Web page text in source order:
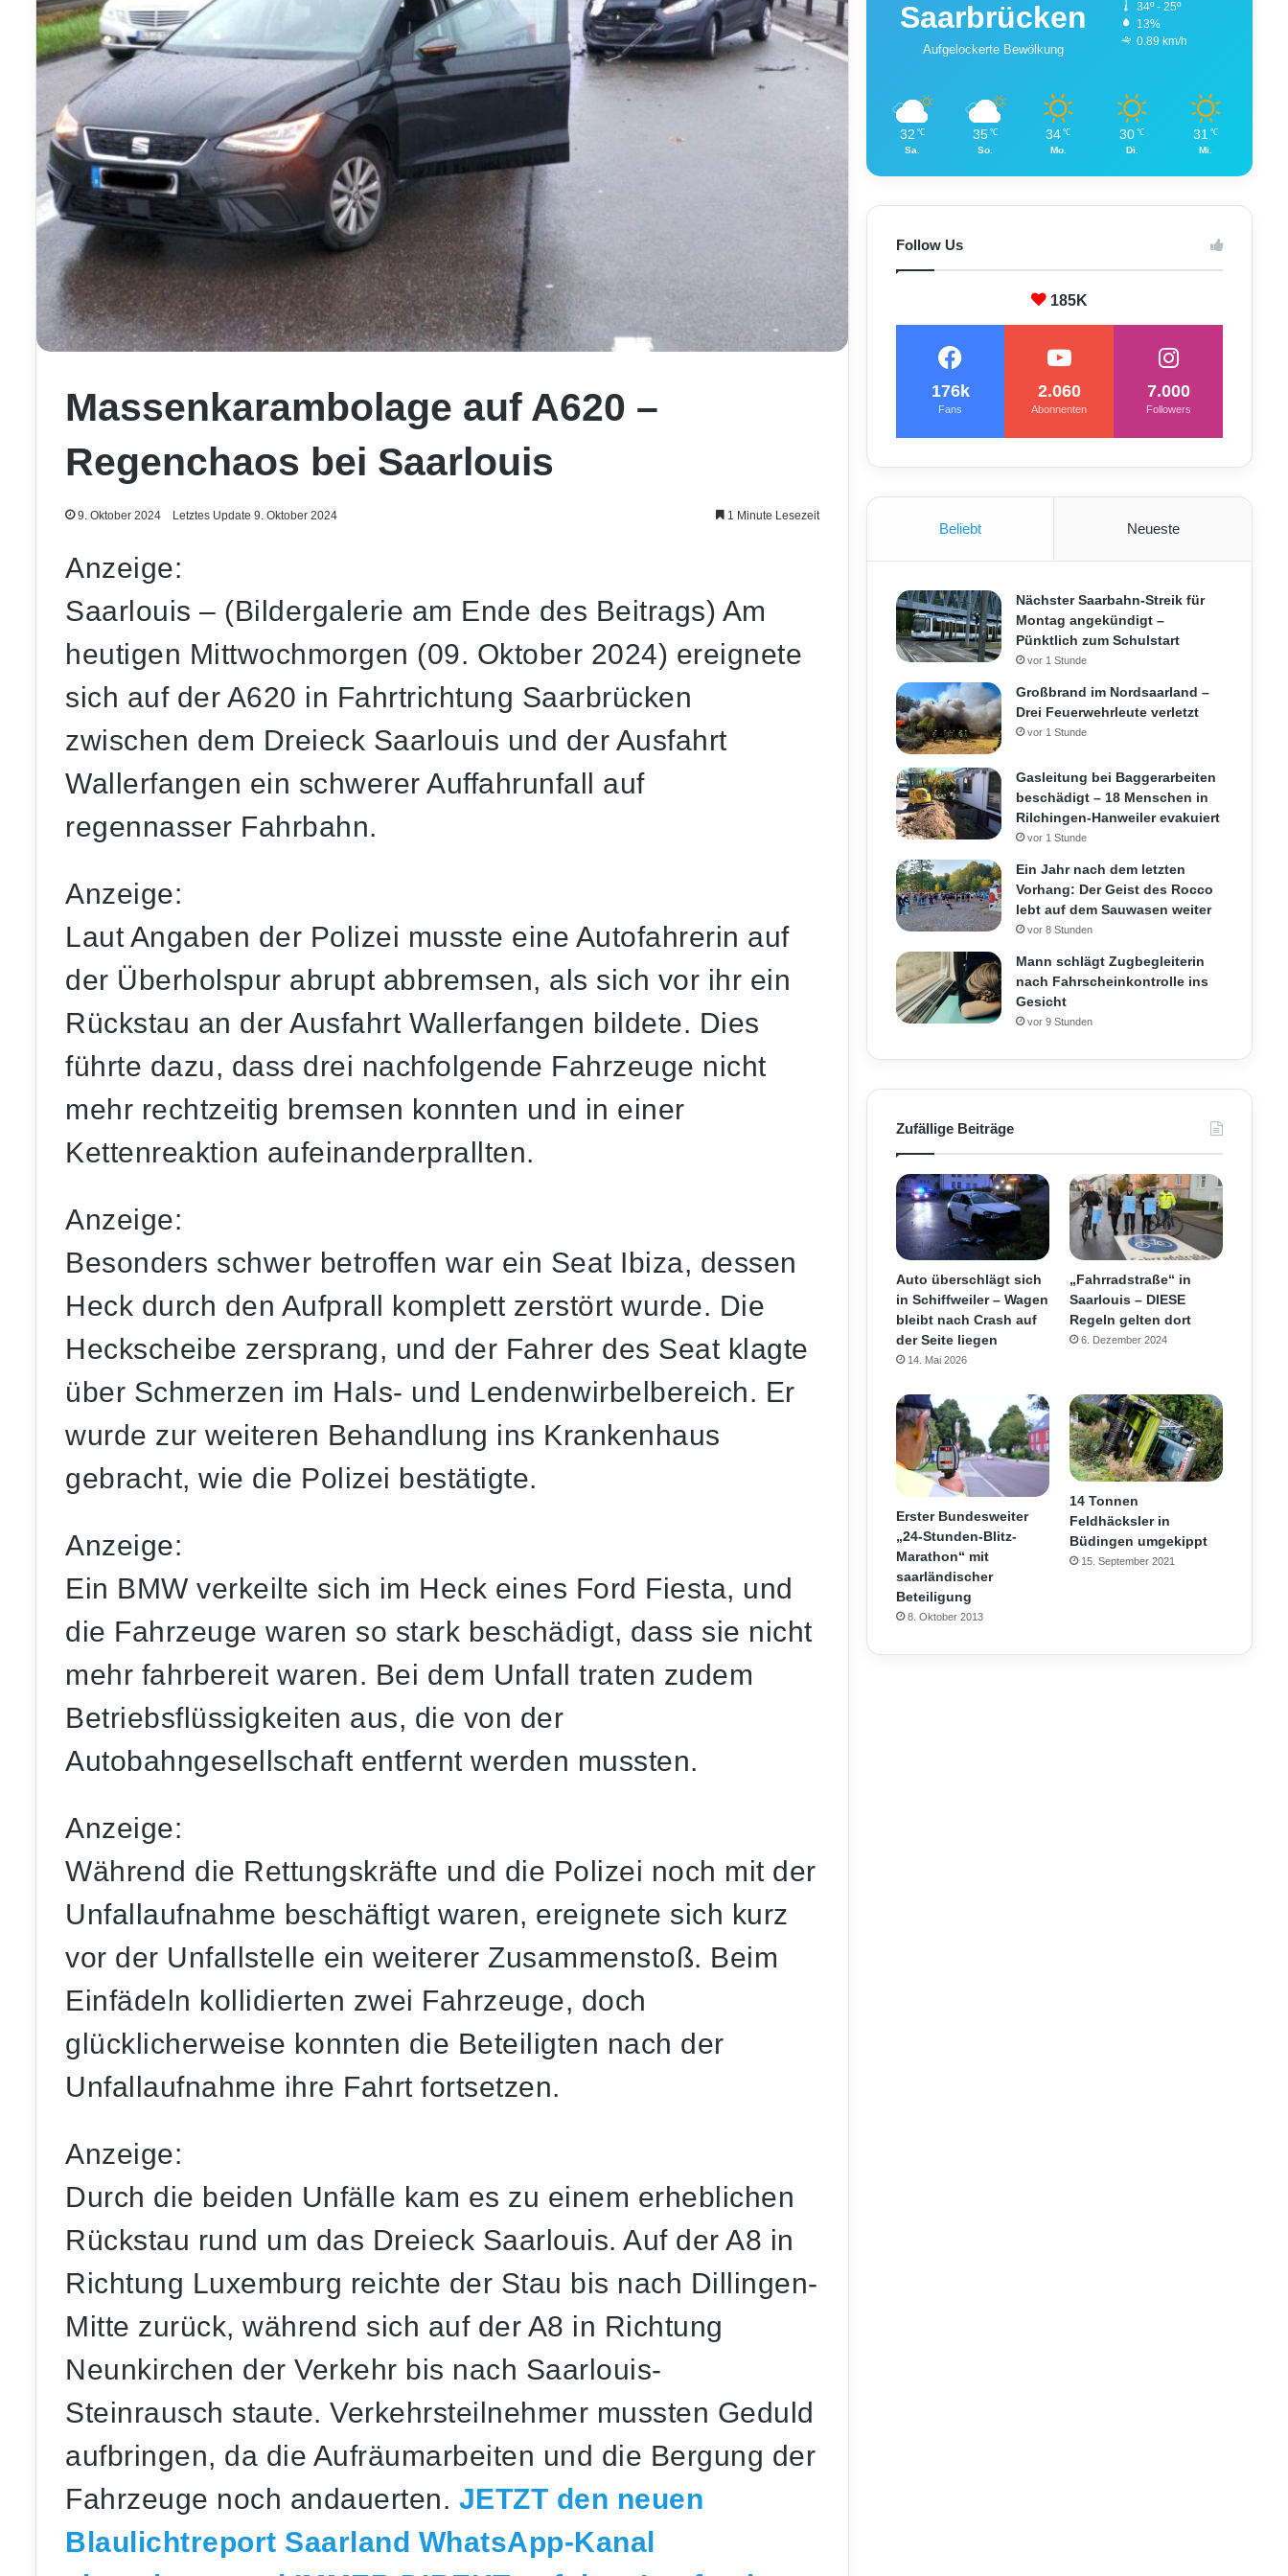
Massenkarambolage auf A620 –
Regenchaos bei Saarlouis
9. Oktober 2024 Letztes Update 9. Oktober 2024 1 Minute Lesezeit
Anzeige:
Saarlouis – (Bildergalerie am Ende des Beitrags) Am
heutigen Mittwochmorgen (09. Oktober 2024) ereignete
sich auf der A620 in Fahrtrichtung Saarbrücken
zwischen dem Dreieck Saarlouis und der Ausfahrt
Wallerfangen ein schwerer Auffahrunfall auf
regennasser Fahrbahn.
Anzeige:
Laut Angaben der Polizei musste eine Autofahrerin auf
der Überholspur abrupt abbremsen, als sich vor ihr ein
Rückstau an der Ausfahrt Wallerfangen bildete. Dies
führte dazu, dass drei nachfolgende Fahrzeuge nicht
mehr rechtzeitig bremsen konnten und in einer
Kettenreaktion aufeinanderprallten.
Anzeige:
Besonders schwer betroffen war ein Seat Ibiza, dessen
Heck durch den Aufprall komplett zerstört wurde. Die
Heckscheibe zersprang, und der Fahrer des Seat klagte
über Schmerzen im Hals- und Lendenwirbelbereich. Er
wurde zur weiteren Behandlung ins Krankenhaus
gebracht, wie die Polizei bestätigte.
Anzeige:
Ein BMW verkeilte sich im Heck eines Ford Fiesta, und
die Fahrzeuge waren so stark beschädigt, dass sie nicht
mehr fahrbereit waren. Bei dem Unfall traten zudem
Betriebsflüssigkeiten aus, die von der
Autobahngesellschaft entfernt werden mussten.
Anzeige:
Während die Rettungskräfte und die Polizei noch mit der
Unfallaufnahme beschäftigt waren, ereignete sich kurz
vor der Unfallstelle ein weiterer Zusammenstoß. Beim
Einfädeln kollidierten zwei Fahrzeuge, doch
glücklicherweise konnten die Beteiligten nach der
Unfallaufnahme ihre Fahrt fortsetzen.
Anzeige:
Durch die beiden Unfälle kam es zu einem erheblichen
Rückstau rund um das Dreieck Saarlouis. Auf der A8 in
Richtung Luxemburg reichte der Stau bis nach Dillingen-
Mitte zurück, während sich auf der A8 in Richtung
Neunkirchen der Verkehr bis nach Saarlouis-
Steinrausch staute. Verkehrsteilnehmer mussten Geduld
aufbringen, da die Aufräumarbeiten und die Bergung der
Fahrzeuge noch andauerten. JETZT den neuen
Blaulichtreport Saarland WhatsApp-Kanal
Saarbrücken
Aufgelockerte Bewölkung
34º - 25º
13%
0.89 km/h
32 ℃
Sa.
35 ℃
So.
34 ℃
Mo.
30 ℃
Di.
31 ℃
Mi.
Follow Us
185K
176k
Fans
2.060
Abonnenten
7.000
Followers
Beliebt Neueste
Nächster Saarbahn-Streik für
Montag angekündigt –
Pünktlich zum Schulstart
vor 1 Stunde
Großbrand im Nordsaarland –
Drei Feuerwehrleute verletzt
vor 1 Stunde
Gasleitung bei Baggerarbeiten
beschädigt – 18 Menschen in
Rilchingen-Hanweiler evakuiert
vor 1 Stunde
Ein Jahr nach dem letzten
Vorhang: Der Geist des Rocco
lebt auf dem Sauwasen weiter
vor 8 Stunden
Mann schlägt Zugbegleiterin
nach Fahrscheinkontrolle ins
Gesicht
vor 9 Stunden
Zufällige Beiträge
Auto überschlägt sich
in Schiffweiler – Wagen
bleibt nach Crash auf
der Seite liegen
14. Mai 2026
„Fahrradstraße“ in
Saarlouis – DIESE
Regeln gelten dort
6. Dezember 2024
Erster Bundesweiter
„24-Stunden-Blitz-
Marathon“ mit
saarländischer
Beteiligung
8. Oktober 2013
14 Tonnen
Feldhäcksler in
Büdingen umgekippt
15. September 2021